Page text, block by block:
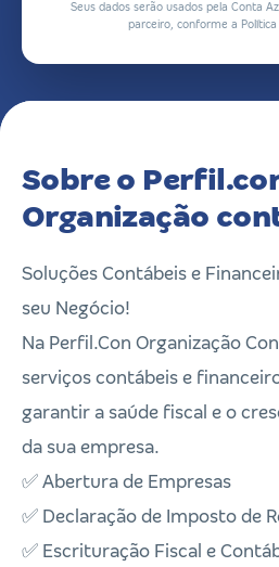
Seus dados serão usados pela Conta
parceiro, conforme a Política
Sobre o
Organização
Soluções Contábeis e
seu Negócio!
Na Perfil.Con Organização
serviços contábeis e
garantir a saúde fiscal e o
da sua empresa.
✅ Abertura de Empresas
✅ Declaração de Imposto de
✅ Escrituração Fiscal e